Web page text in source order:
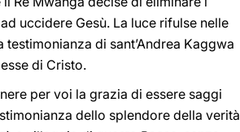
uccidere Gesù. La luce rifulse nelle
di sant’Andrea Kaggwa
di Cristo.
per voi la grazia di essere saggi
dello splendore della verità